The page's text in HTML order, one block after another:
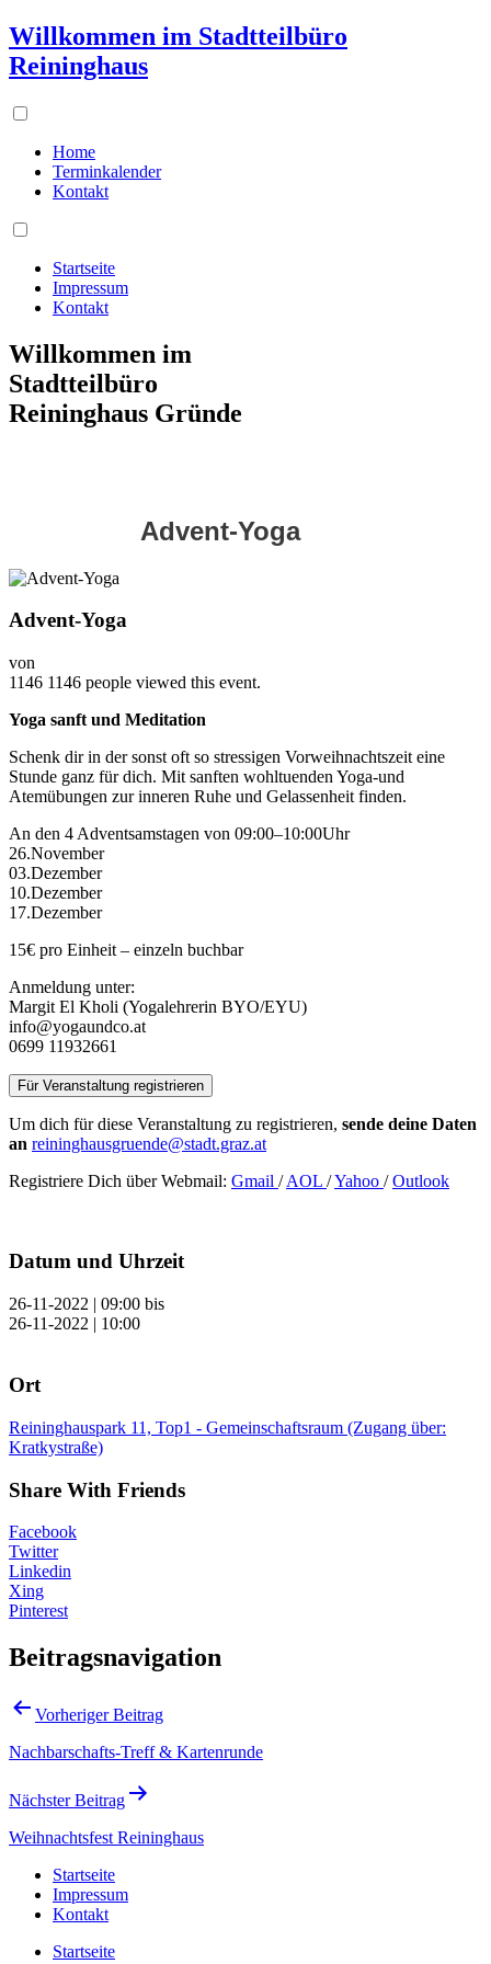
Willkommen im Stadtteilbüro
Reininghaus
Home
Terminkalender
Kontakt
Startseite
Impressum
Kontakt
Willkommen im
Stadtteilbüro
Reininghaus Gründe
Advent-Yoga
Advent-Yoga
von
1146 1146 people viewed this event.
Yoga sanft und Meditation
Schenk dir in der sonst oft so stressigen Vorweihnachtszeit eine
Stunde ganz für dich. Mit sanften wohltuenden Yoga-und
Atemübungen zur inneren Ruhe und Gelassenheit finden.
An den 4 Adventsamstagen von 09:00–10:00Uhr
26.November
03.Dezember
10.Dezember
17.Dezember
15€ pro Einheit – einzeln buchbar
Anmeldung unter:
Margit El Kholi (Yogalehrerin BYO/EYU)
info@yogaundco.at
0699 11932661
Für Veranstaltung registrieren
Um dich für diese Veranstaltung zu registrieren, sende deine Daten
an reininghausgruende@stadt.graz.at
Registriere Dich über Webmail: Gmail /AOL /Yahoo /Outlook
Datum und Uhrzeit
26-11-2022 | 09:00 bis
26-11-2022 | 10:00
Ort
Reininghauspark 11, Top1 - Gemeinschaftsraum (Zugang über:
Kratkystraße)
Share With Friends
Facebook
Twitter
Linkedin
Xing
Pinterest
Beitragsnavigation
Vorheriger Beitrag
Nachbarschafts-Treff & Kartenrunde
Nächster Beitrag
Weihnachtsfest Reininghaus
Startseite
Impressum
Kontakt
Startseite